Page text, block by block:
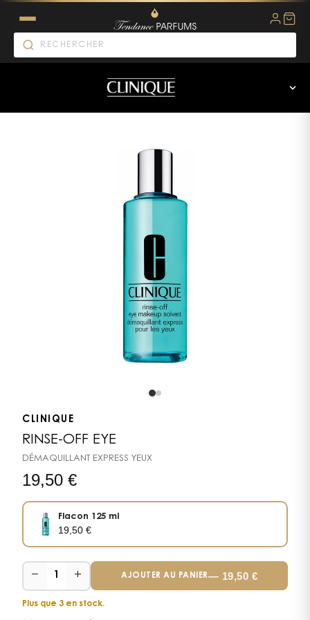
CLINIQUE
RINSE-OFF EYE
DÉMAQUILLANT EXPRESS YEUX
19,50 €
Flacon 125 ml
19,50€
− 1 + AJOUTER AU PANIER— 19,50 €
Plus que 3 en stock.